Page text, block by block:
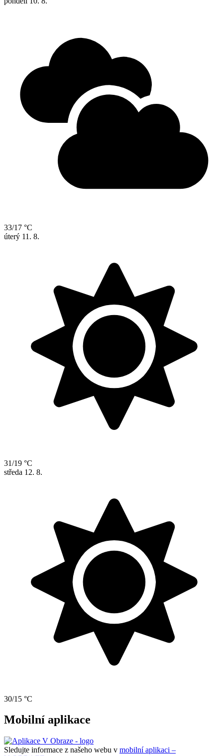
33/17 °C
úterý 11. 8.
31/19 °C
středa 12. 8.
30/15 °C
Mobilní aplikace
Sledujte informace z našeho webu v mobilní aplikaci –